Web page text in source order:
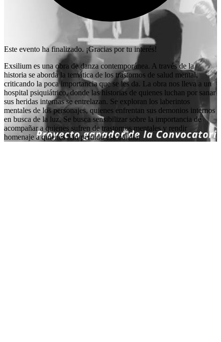
Este evento ha finalizado. ¡Gracias por tu interés!
Exsilium es una obra de danza contemporánea. A través de la
historia se aborda la temática de los trastornos de salud mental,
criticando la poca importancia que se les da. La obra nos lleva a un
hospital psiquiátrico, donde las historias de quienes luchan por sanar
sus heridas internas se entrelazan. Se exploran los laberintos
mentales de los personajes, quienes enfrentan sus demonios internos
en busca de la luz. Se busca sensibilizar sobre la importancia de
acompañar a quienes sufren de trastornos mentales y rendir
homenaje a quienes han perdido esa batalla.